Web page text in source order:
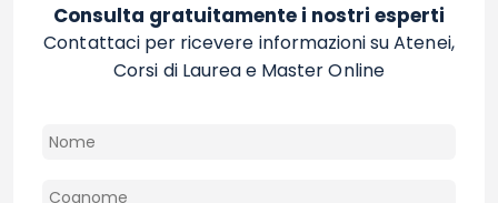
Consulta gratuitamente i nostri esperti
Contattaci per ricevere informazioni su Atenei,
Corsi di Laurea e Master Online